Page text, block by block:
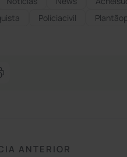
Políciacivil
ANTERIOR